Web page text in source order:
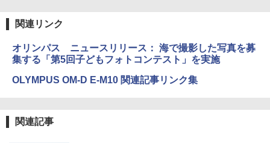
関連リンク
オリンパス ニュースリリース： 海で撮影した写真を募
集する「第5回子どもフォトコンテスト」を実施
OLYMPUS OM-D E-M10 関連記事リンク集
関連記事